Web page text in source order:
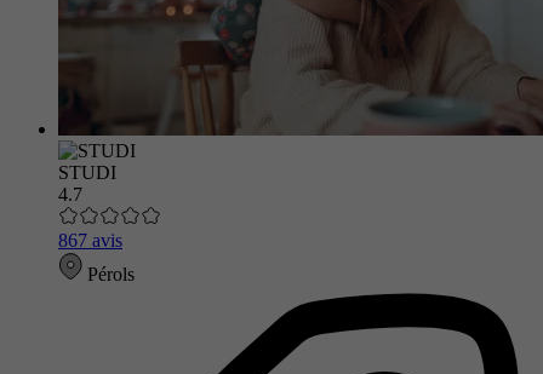
STUDI
4.7
867 avis
Pérols